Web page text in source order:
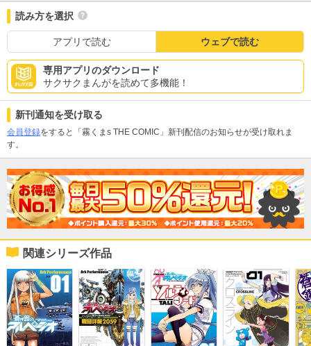
読み方を選択
アプリで読む ウェブで読む
専用アプリのダウンロード
サクサクまんがを読めて多機能！
新刊通知を受け取る
会員登録をすると「霧くまs THE COMIC」新刊配信のお知らせが受け取れま
す。
関連シリーズ作品